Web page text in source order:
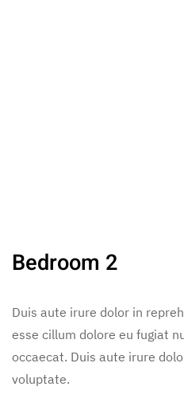
Bedroom 2
Duis aute irure dolor in
esse cillum dolore eu fugiat
occaecat. Duis aute irure
voluptate.